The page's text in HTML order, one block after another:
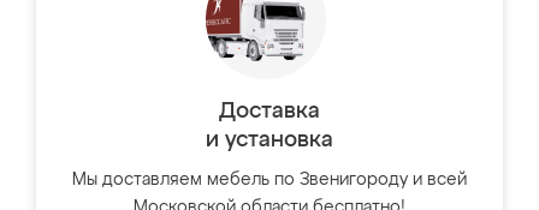
Доставка
и установка
Мы доставляем мебель по Звенигороду и всей